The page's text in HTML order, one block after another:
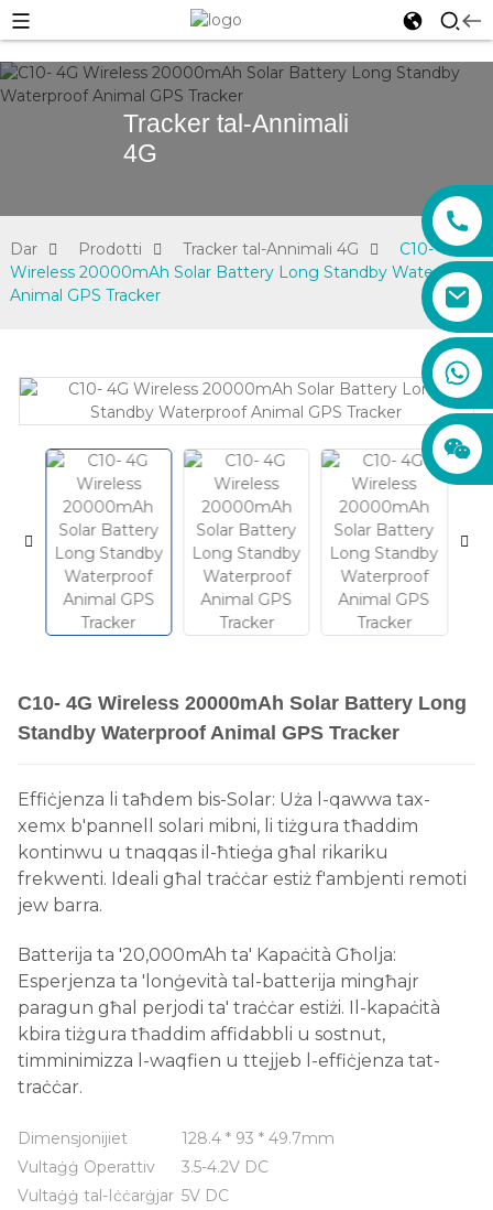
+86 159 8670 4515
+86 159 8667 0464
Tracker tal-Annimali
4G
Dar Prodotti Tracker tal-Annimali 4G
C10- 4G
Wireless 20000mAh Solar Battery Long Standby Waterproof
Animal GPS Tracker
C10- 4G Wireless 20000mAh Solar Battery Long
Standby Waterproof Animal GPS Tracker
Effiċjenza li taħdem bis-Solar: Uża l-qawwa tax-
xemx b'pannell solari mibni, li tiżgura tħaddim
kontinwu u tnaqqas il-ħtieġa għal rikariku
frekwenti. Ideali għal traċċar estiż f'ambjenti remoti
jew barra.
Batterija ta '20,000mAh ta' Kapaċità Għolja:
Esperjenza ta 'lonġevità tal-batterija mingħajr
paragun għal perjodi ta' traċċar estiżi. Il-kapaċità
kbira tiżgura tħaddim affidabbli u sostnut,
timminimizza l-waqfien u ttejjeb l-effiċjenza tat-
traċċar.
Dimensjonijiet
128.4 * 93 * 49.7mm
Vultaġġ Operattiv
3.5-4.2V DC
Vultaġġ tal-Iċċarġjar 5V DC